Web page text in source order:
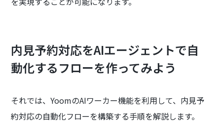
内見予約対応をAIエージェントで自
動化するフローを作ってみよう
それでは、YoomのAIワーカー機能を利用して、内見予
約対応の自動化フローを構築する手順を解説します。